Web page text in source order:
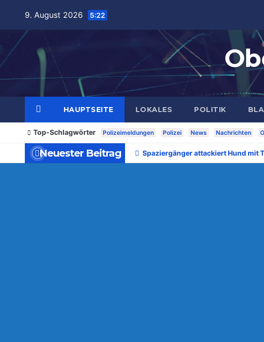
springen
9. August 2026 5:22
HAUPTSEITE LOKALES POLITIK
Top-Schlagwörter Polizeimeldungen Polizei News Nachrichten
Neuester Beitrag Spaziergänger attackiert Hund mit